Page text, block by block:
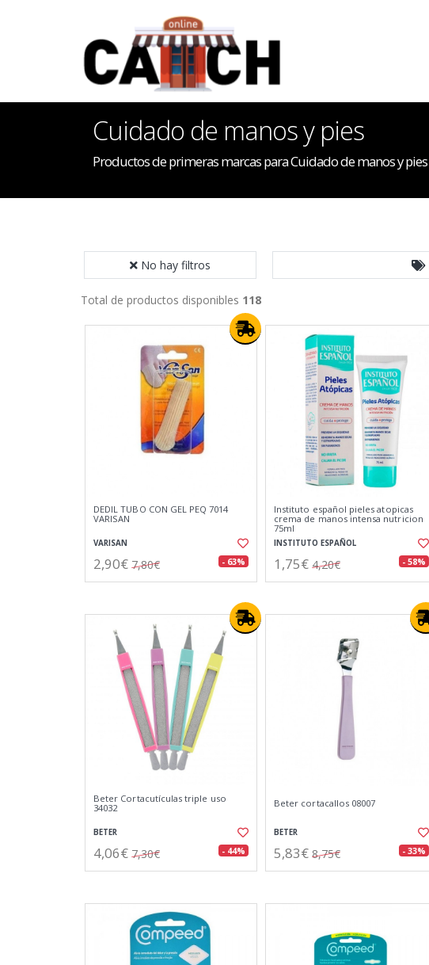
Cuidado de manos y pies
Productos de primeras marcas para Cuidado de manos y pies
No hay filtros
Total de productos disponibles 118
DEDIL TUBO CON GEL PEQ 7014
VARISAN
VARISAN
2,90€ 7,80€ - 63%
Instituto español pieles atopicas
crema de manos intensa nutricion
75ml
INSTITUTO ESPAÑOL
1,75€ 4,20€ - 58%
Beter Cortacutículas triple uso
34032
BETER
4,06€ 7,30€ - 44%
Beter cortacallos 08007
BETER
5,83€ 8,75€ - 33%